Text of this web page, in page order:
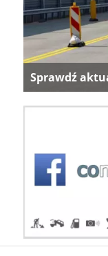
Sprawdź